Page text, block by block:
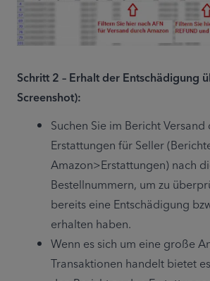
Schritt 2 – Erhalt der Entschädigung
Screenshot):
Suchen Sie im Bericht
Erstattungen für Seller
Amazon>Erstattungen) nach
Bestellnummern, um zu
bereits eine Entschädigung
erhalten haben.
Wenn es sich um eine große
Transaktionen handelt bietet